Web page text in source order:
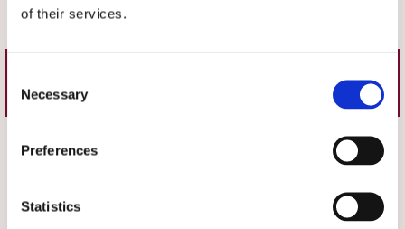
of their services.
Selection
Necessary
Preferences
Statistics